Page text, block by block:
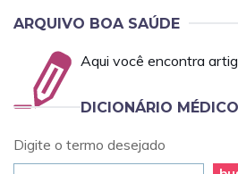
ARQUIVO BOA SAÚDE
Aqui você encontra
DICIONÁRIO MÉDICO
Digite o termo desejado